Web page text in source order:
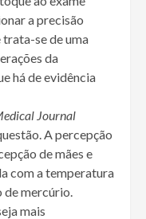
a precisão
se de uma
da
há de evidência
Journal
A percepção
de mães e
com a temperatura
mercúrio.
mais